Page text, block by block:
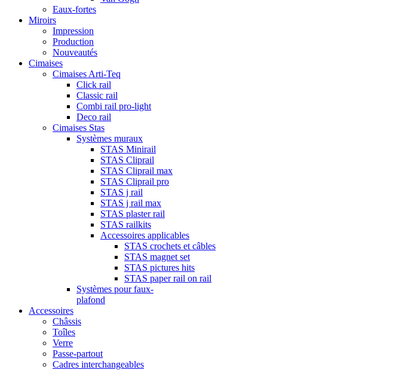
Eaux-fortes
Miroirs
Impression
Production
Nouveautés
Cimaises
Cimaises Arti-Teq
Click rail
Classic rail
Combi rail pro-light
Deco rail
Cimaises Stas
Systèmes muraux
STAS Minirail
STAS Cliprail
STAS Cliprail max
STAS Cliprail pro
STAS j rail
STAS j rail max
STAS plaster rail
STAS railkits
Accessoires applicables
STAS crochets et câbles
STAS magnet set
STAS pictures hits
STAS paper rail on rail
Systèmes pour faux-
plafond
Accessoires
Châssis
Toîles
Verre
Passe-partout
Cadres interchangeables